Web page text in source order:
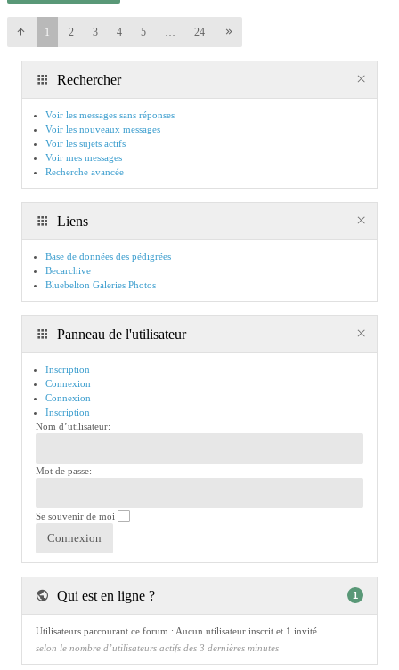
1 2 3 4 5 … 24
Rechercher
Voir les messages sans réponses
Voir les nouveaux messages
Voir les sujets actifs
Voir mes messages
Recherche avancée
Liens
Base de données des pédigrées
Becarchive
Bluebelton Galeries Photos
Panneau de l'utilisateur
Inscription
Connexion
Connexion
Inscription
Nom d’utilisateur:
Mot de passe:
Se souvenir de moi
Qui est en ligne ? 1
Utilisateurs parcourant ce forum : Aucun utilisateur inscrit et 1 invité
selon le nombre d’utilisateurs actifs des 3 dernières minutes